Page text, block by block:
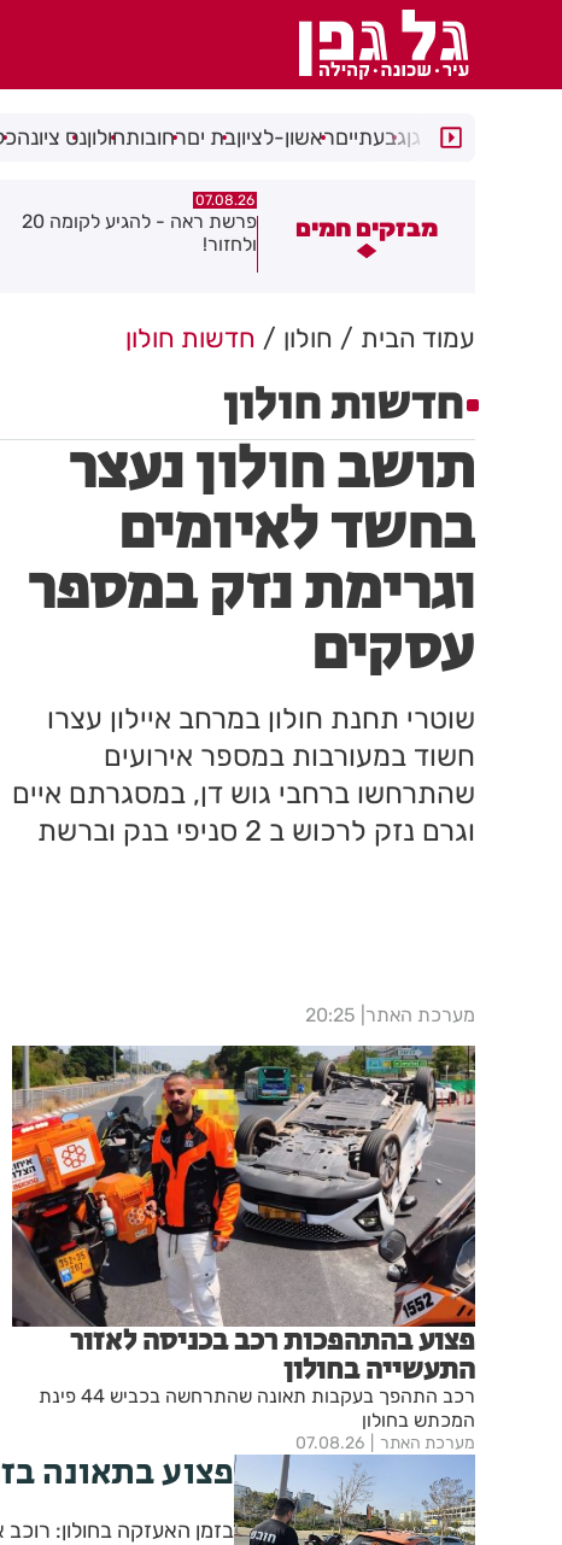
רמת גןגבעתייםראשון-לציוןבת יםרחובותחולוןנס ציונה
מבזקים חמים
פרשת ראה - להגיע לקומה 20
07.08.26
פצוע בהתהפכות רכב בכניסה
התעשייה בחולון
עמוד הבית חולון חדשות חולון
חדשות חולון
תושב חולון נעצר
בחשד לאיומים
וגרימת נזק במספר
עסקים
שוטרי תחנת חולון במרחב איילון עצרו
חשוד במעורבות במספר אירועים
שהתרחשו ברחבי גוש דן, במסגרתם איים
וגרם נזק לרכוש ב 2 סניפי בנק וברשת
מערכת האתר 20:25
פצוע בהתהפכות רכב בכניסה לאזור
התעשייה בחולון
רכב התהפך בעקבות תאונה שהתרחשה בכביש 44 פינת
המכתש בחולון
מערכת האתר 07.08.26
פצוע בתאונה
בזמן האעזקה בחולון: רוכב